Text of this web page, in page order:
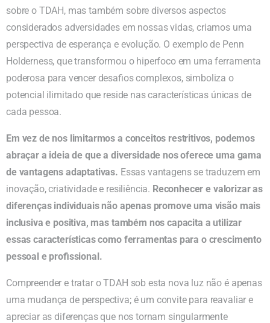
sobre o TDAH, mas também sobre diversos aspectos
considerados adversidades em nossas vidas, criamos uma
perspectiva de esperança e evolução. O exemplo de Penn
Holderness, que transformou o hiperfoco em uma ferramenta
poderosa para vencer desafios complexos, simboliza o
potencial ilimitado que reside nas características únicas de
cada pessoa.
Em vez de nos limitarmos a conceitos restritivos, podemos
abraçar a ideia de que a diversidade nos oferece uma gama
de vantagens adaptativas. Essas vantagens se traduzem em
inovação, criatividade e resiliência. Reconhecer e valorizar as
diferenças individuais não apenas promove uma visão mais
inclusiva e positiva, mas também nos capacita a utilizar
essas características como ferramentas para o crescimento
pessoal e profissional.
Compreender e tratar o TDAH sob esta nova luz não é apenas
uma mudança de perspectiva; é um convite para reavaliar e
apreciar as diferenças que nos tornam singularmente